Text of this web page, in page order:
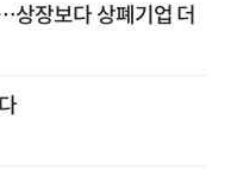
상장보다 상폐기업 더